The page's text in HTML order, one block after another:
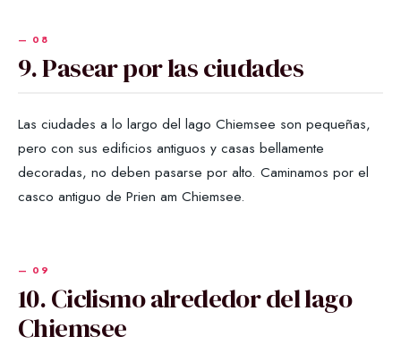
9. Pasear por las ciudades
Las ciudades a lo largo del lago Chiemsee son pequeñas,
pero con sus edificios antiguos y casas bellamente
decoradas, no deben pasarse por alto. Caminamos por el
casco antiguo de Prien am Chiemsee.
10. Ciclismo alrededor del lago
Chiemsee